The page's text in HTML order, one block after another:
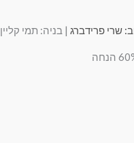
שרי פרידברג | בניה: תמי קליין